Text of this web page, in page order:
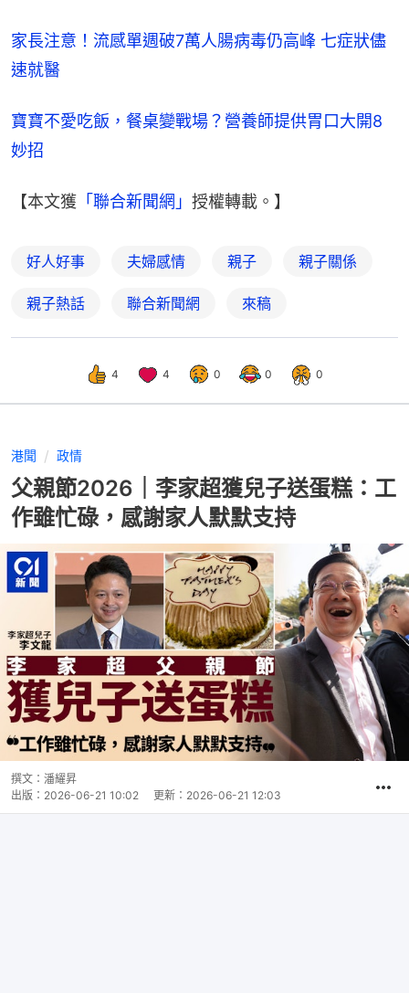
家長注意！流感單週破7萬人腸病毒仍高峰 七症狀儘
速就醫
寶寶不愛吃飯，餐桌變戰場？營養師提供胃口大開8
妙招
【本文獲 「聯合新聞網」 授權轉載。】
好人好事 夫婦感情 親子 親子關係
親子熱話 聯合新聞網 來稿
4 4 0 0 0
港聞 政情
父親節2026｜李家超獲兒子送蛋糕：工
作雖忙碌，感謝家人默默支持
撰文： 潘耀昇
出版： 2026-06-21 10:02 更新： 2026-06-21 12:03